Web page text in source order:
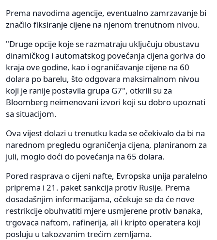
Prema navodima agencije, eventualno zamrzavanje bi
značilo fiksiranje cijene na njenom trenutnom nivou.
"Druge opcije koje se razmatraju uključuju obustavu
dinamičkog i automatskog povećanja cijena goriva do
kraja ove godine, kao i ograničavanje cijene na 60
dolara po barelu, što odgovara maksimalnom nivou
koji je ranije postavila grupa G7", otkrili su za
Bloomberg neimenovani izvori koji su dobro upoznati
sa situacijom.
Ova vijest dolazi u trenutku kada se očekivalo da bi na
narednom pregledu ograničenja cijena, planiranom za
juli, moglo doći do povećanja na 65 dolara.
Pored rasprava o cijeni nafte, Evropska unija paralelno
priprema i 21. paket sankcija protiv Rusije. Prema
dosadašnjim informacijama, očekuje se da će nove
restrikcije obuhvatiti mjere usmjerene protiv banaka,
trgovaca naftom, rafinerija, ali i kripto operatera koji
posluju u takozvanim trećim zemljama.